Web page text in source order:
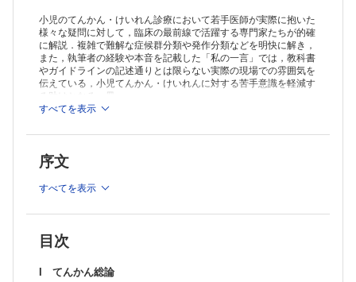
ついて教えてください［加藤 徹］
Q10 脳波がよくわからないのですが，どうすればよいでしょうか？
［久保田哲夫］
Q11 長時間脳波はどのようなときに必要でしょうか？［馬場信平］
Q12 てんかんを疑った場合に，頭部MRIをとる意義は何でしょう
か？［伊藤希美］
Q13 てんかんにおける遺伝子解析の意義を教えてください［東 慶
Q14 抗てんかん薬の血中濃度測定などの採血はどうすればよいでし
ょうか？［糸見和也］
3．てんかんの鑑別，紹介のタイミング
［白石秀明］
Q17 どのような場合に専門医に紹介するのが望ましいですか？［宮
本雄策］
4．てんかんの治療
小児のてんかん・けいれん診療において若手医師が実際に抱いた
様々な疑問に対して，臨床の最前線で活躍する専門家たちが的確
に解説．複雑で難解な症候群分類や発作分類などを明快に解き，
また，執筆者の経験や本音を記載した「私の一言」では，教科書
やガイドラインの記述通りとは限らない実際の現場での雰囲気を
伝えている，小児てんかん・けいれんに対する苦手意識を軽減す
る助けとなる一冊．
製品のご購入後、「購入済ライセンス一覧」より、オンライン環
認ください。
推奨ブラウザ： Firefox 最新版 / Google Chrome 最新版 / Safari
最新版
すべてを表示
序文
すべてを表示
目次
I てんかん総論